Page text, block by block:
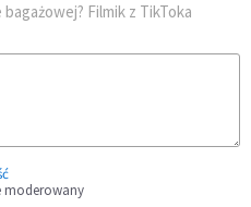
Filmik z TikToka
moderowany